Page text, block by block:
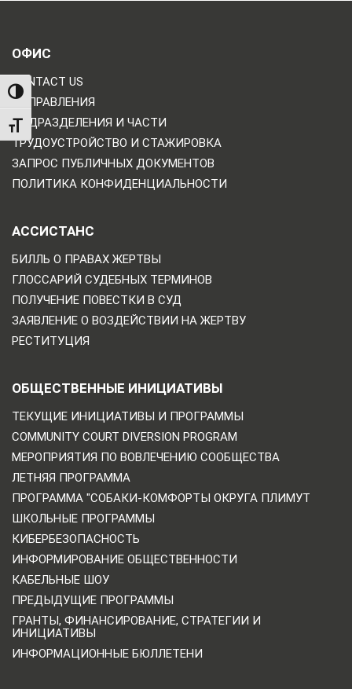
TOGGLE HIGH CONTRAST
TOGGLE FONT SIZE
ОФИС
CONTACT US
НАПРАВЛЕНИЯ
ПОДРАЗДЕЛЕНИЯ И ЧАСТИ
ТРУДОУСТРОЙСТВО И СТАЖИРОВКА
ЗАПРОС ПУБЛИЧНЫХ ДОКУМЕНТОВ
ПОЛИТИКА КОНФИДЕНЦИАЛЬНОСТИ
АССИСТАНС
БИЛЛЬ О ПРАВАХ ЖЕРТВЫ
ГЛОССАРИЙ СУДЕБНЫХ ТЕРМИНОВ
ПОЛУЧЕНИЕ ПОВЕСТКИ В СУД
ЗАЯВЛЕНИЕ О ВОЗДЕЙСТВИИ НА ЖЕРТВУ
РЕСТИТУЦИЯ
ОБЩЕСТВЕННЫЕ ИНИЦИАТИВЫ
ТЕКУЩИЕ ИНИЦИАТИВЫ И ПРОГРАММЫ
COMMUNITY COURT DIVERSION PROGRAM
МЕРОПРИЯТИЯ ПО ВОВЛЕЧЕНИЮ СООБЩЕСТВА
ЛЕТНЯЯ ПРОГРАММА
ПРОГРАММА "СОБАКИ-КОМФОРТЫ ОКРУГА ПЛИМУТ
ШКОЛЬНЫЕ ПРОГРАММЫ
КИБЕРБЕЗОПАСНОСТЬ
ИНФОРМИРОВАНИЕ ОБЩЕСТВЕННОСТИ
КАБЕЛЬНЫЕ ШОУ
ПРЕДЫДУЩИЕ ПРОГРАММЫ
ГРАНТЫ, ФИНАНСИРОВАНИЕ, СТРАТЕГИИ И
ИНИЦИАТИВЫ
ИНФОРМАЦИОННЫЕ БЮЛЛЕТЕНИ